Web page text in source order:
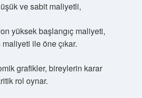
ve sabit maliyetli,
yüksek başlangıç maliyeti,
ile öne çıkar.
grafikler, bireylerin karar
rol oynar.